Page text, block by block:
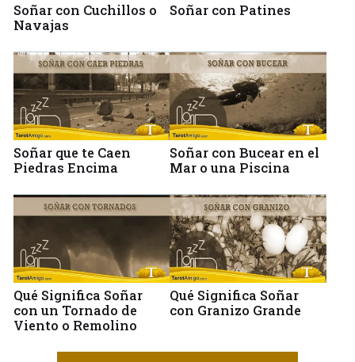
Soñar con Cuchillos o
Navajas
Soñar con Patines
Soñar que te Caen
Piedras Encima
Soñar con Bucear en el
Mar o una Piscina
Qué Significa Soñar
con un Tornado de
Viento o Remolino
Qué Significa Soñar
con Granizo Grande